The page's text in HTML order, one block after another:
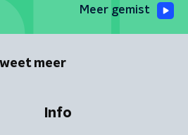
Meer gemist
weet meer
Info